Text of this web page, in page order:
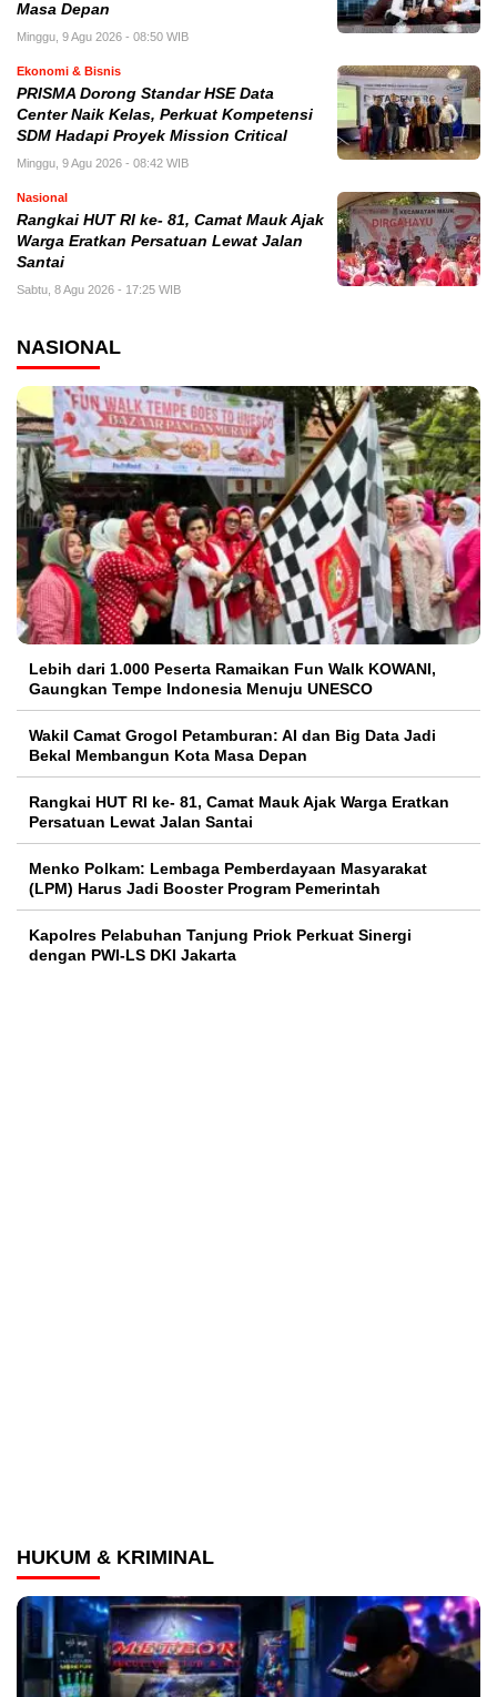
Masa Depan
Minggu, 9 Agu 2026 - 08:50 WIB
Ekonomi & Bisnis
PRISMA Dorong Standar HSE Data
Center Naik Kelas, Perkuat Kompetensi
SDM Hadapi Proyek Mission Critical
Minggu, 9 Agu 2026 - 08:42 WIB
Nasional
Rangkai HUT RI ke- 81, Camat Mauk Ajak
Warga Eratkan Persatuan Lewat Jalan
Santai
Sabtu, 8 Agu 2026 - 17:25 WIB
NASIONAL
Lebih dari 1.000 Peserta Ramaikan Fun Walk KOWANI,
Gaungkan Tempe Indonesia Menuju UNESCO
Wakil Camat Grogol Petamburan: AI dan Big Data Jadi
Bekal Membangun Kota Masa Depan
Rangkai HUT RI ke- 81, Camat Mauk Ajak Warga Eratkan
Persatuan Lewat Jalan Santai
Menko Polkam: Lembaga Pemberdayaan Masyarakat
(LPM) Harus Jadi Booster Program Pemerintah
Kapolres Pelabuhan Tanjung Priok Perkuat Sinergi
dengan PWI-LS DKI Jakarta
HUKUM & KRIMINAL